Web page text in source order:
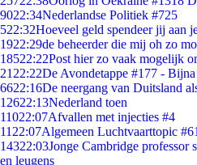
9022:34Nederlandse Politiek #725
522:32Hoeveel geld spendeer jij aan
1922:29de beheerder die mij oh zo
18522:22Post hier zo vaak mogelijk
21 22:22De Avondetappe #177 -
6622:16De neergang van Duitsland
12622:13Nederland toen
11022:07Afvallen met injecties #4
11 22:07Algemeen Luchtvaarttopic #61
14322:03Jonge Cambridge professor
en leugens